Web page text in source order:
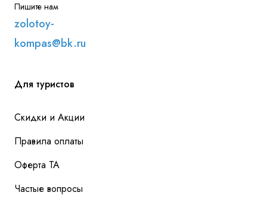
Пишите нам
zolotoy-
kompas@bk.ru
Для туристов
Скидки и Акции
Правила оплаты
Оферта ТА
Частые вопросы